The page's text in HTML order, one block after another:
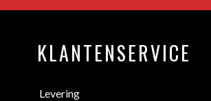
KLANTENSERVICE
Levering